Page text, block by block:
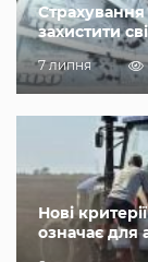
захистити
7 липня
Нові
означає для